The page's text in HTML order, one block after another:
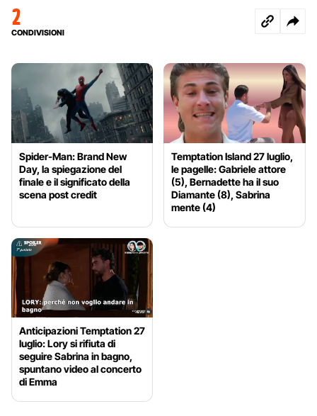
2
CONDIVISIONI
Spider-Man: Brand New
Day, la spiegazione del
finale e il significato della
scena post credit
Temptation Island 27 luglio,
le pagelle: Gabriele attore
(5), Bernadette ha il suo
Diamante (8), Sabrina
mente (4)
Anticipazioni Temptation 27
luglio: Lory si rifiuta di
seguire Sabrina in bagno,
spuntano video al concerto
di Emma